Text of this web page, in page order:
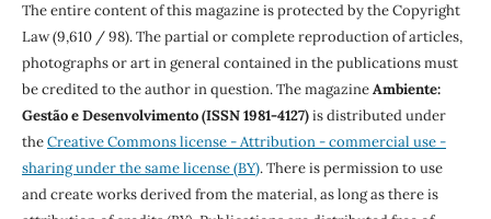
The entire content of this magazine is protected by the Copyright
Law (9,610 / 98). The partial or complete reproduction of articles,
photographs or art in general contained in the publications must
be credited to the author in question. The magazineAmbiente:
Gestão e Desenvolvimento (ISSN 1981-4127)is distributed under
theCreative Commons license - Attribution - commercial use -
sharing under the same license (BY). There is permission to use
and create works derived from the material, as long as there is